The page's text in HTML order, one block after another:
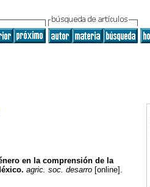
en la comprensión de la
. agric. soc. desarro [online].